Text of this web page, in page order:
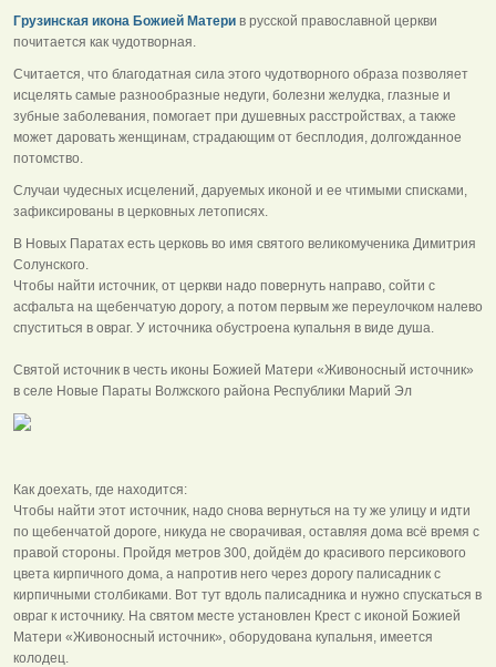
Грузинская икона Божией Матери в русской православной церкви
почитается как чудотворная.
Считается, что благодатная сила этого чудотворного образа позволяет
исцелять самые разнообразные недуги, болезни желудка, глазные и
зубные заболевания, помогает при душевных расстройствах, а также
может даровать женщинам, страдающим от бесплодия, долгожданное
потомство.
Случаи чудесных исцелений, даруемых иконой и ее чтимыми списками,
зафиксированы в церковных летописях.
В Новых Паратах есть церковь во имя святого великомученика Димитрия
Солунского.
Чтобы найти источник, от церкви надо повернуть направо, сойти с
асфальта на щебенчатую дорогу, а потом первым же переулочком налево
спуститься в овраг. У источника обустроена купальня в виде душа.
Святой источник в честь иконы Божией Матери «Живоносный источник»
в селе Новые Параты Волжского района Республики Марий Эл
Как доехать, где находится:
Чтобы найти этот источник, надо снова вернуться на ту же улицу и идти
по щебенчатой дороге, никуда не сворачивая, оставляя дома всё время с
правой стороны. Пройдя метров 300, дойдём до красивого персикового
цвета кирпичного дома, а напротив него через дорогу палисадник с
кирпичными столбиками. Вот тут вдоль палисадника и нужно спускаться в
овраг к источнику. На святом месте установлен Крест с иконой Божией
Матери «Живоносный источник», оборудована купальня, имеется
колодец.